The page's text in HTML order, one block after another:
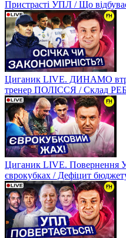
Пристрасті УПЛ / Що
Циганик LIVE. ДИНАМО
тренер ПОЛІССЯ / Склад
Циганик LIVE. Повернення
єврокубках / Дефіцит